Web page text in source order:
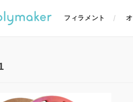
フィラメント